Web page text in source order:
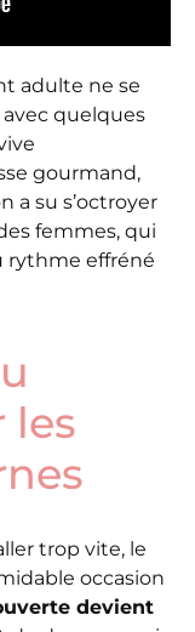
adulte ne se
quelques
gourmand,
a su s’octroyer
femmes, qui
rythme effréné
les
trop vite, le
occasion
devient